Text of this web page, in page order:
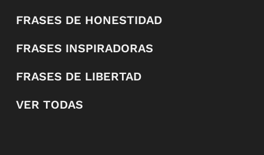
FRASES DE HONESTIDAD
FRASES INSPIRADORAS
FRASES DE LIBERTAD
VER TODAS